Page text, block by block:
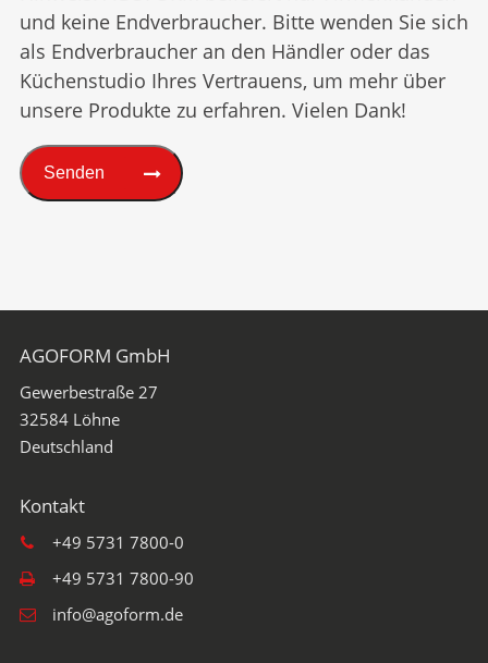
und keine Endverbraucher. Bitte wenden Sie sich
als Endverbraucher an den Händler oder das
Küchenstudio Ihres Vertrauens, um mehr über
unsere Produkte zu erfahren. Vielen Dank!
Senden
AGOFORM GmbH
Gewerbestraße 27
32584 Löhne
+49 5731 7800-0
+49 5731 7800-90
info@agoform.de